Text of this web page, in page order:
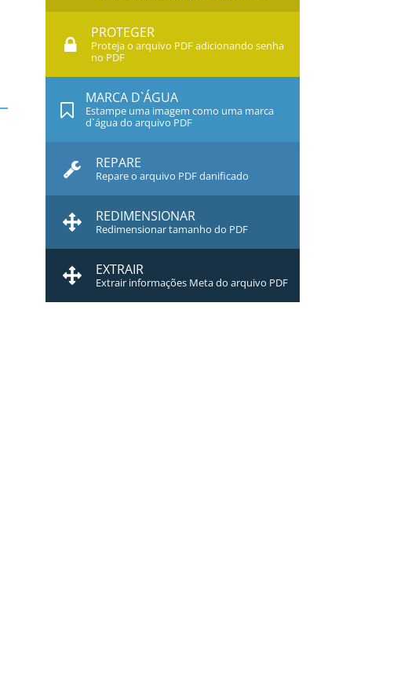
PROTEGER
Proteja o arquivo PDF adicionando senha
no PDF
MARCA D`ÁGUA
Estampe uma imagem como uma marca
d`água do arquivo PDF
REPARE
Repare o arquivo PDF danificado
REDIMENSIONAR
Redimensionar tamanho do PDF
EXTRAIR
Extrair informações Meta do arquivo PDF